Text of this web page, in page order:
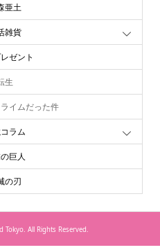
亜土
雑貨
ゼント
生
イムだった件
ラム
巨人
の刃
Tokyo. All Rights Reserved.